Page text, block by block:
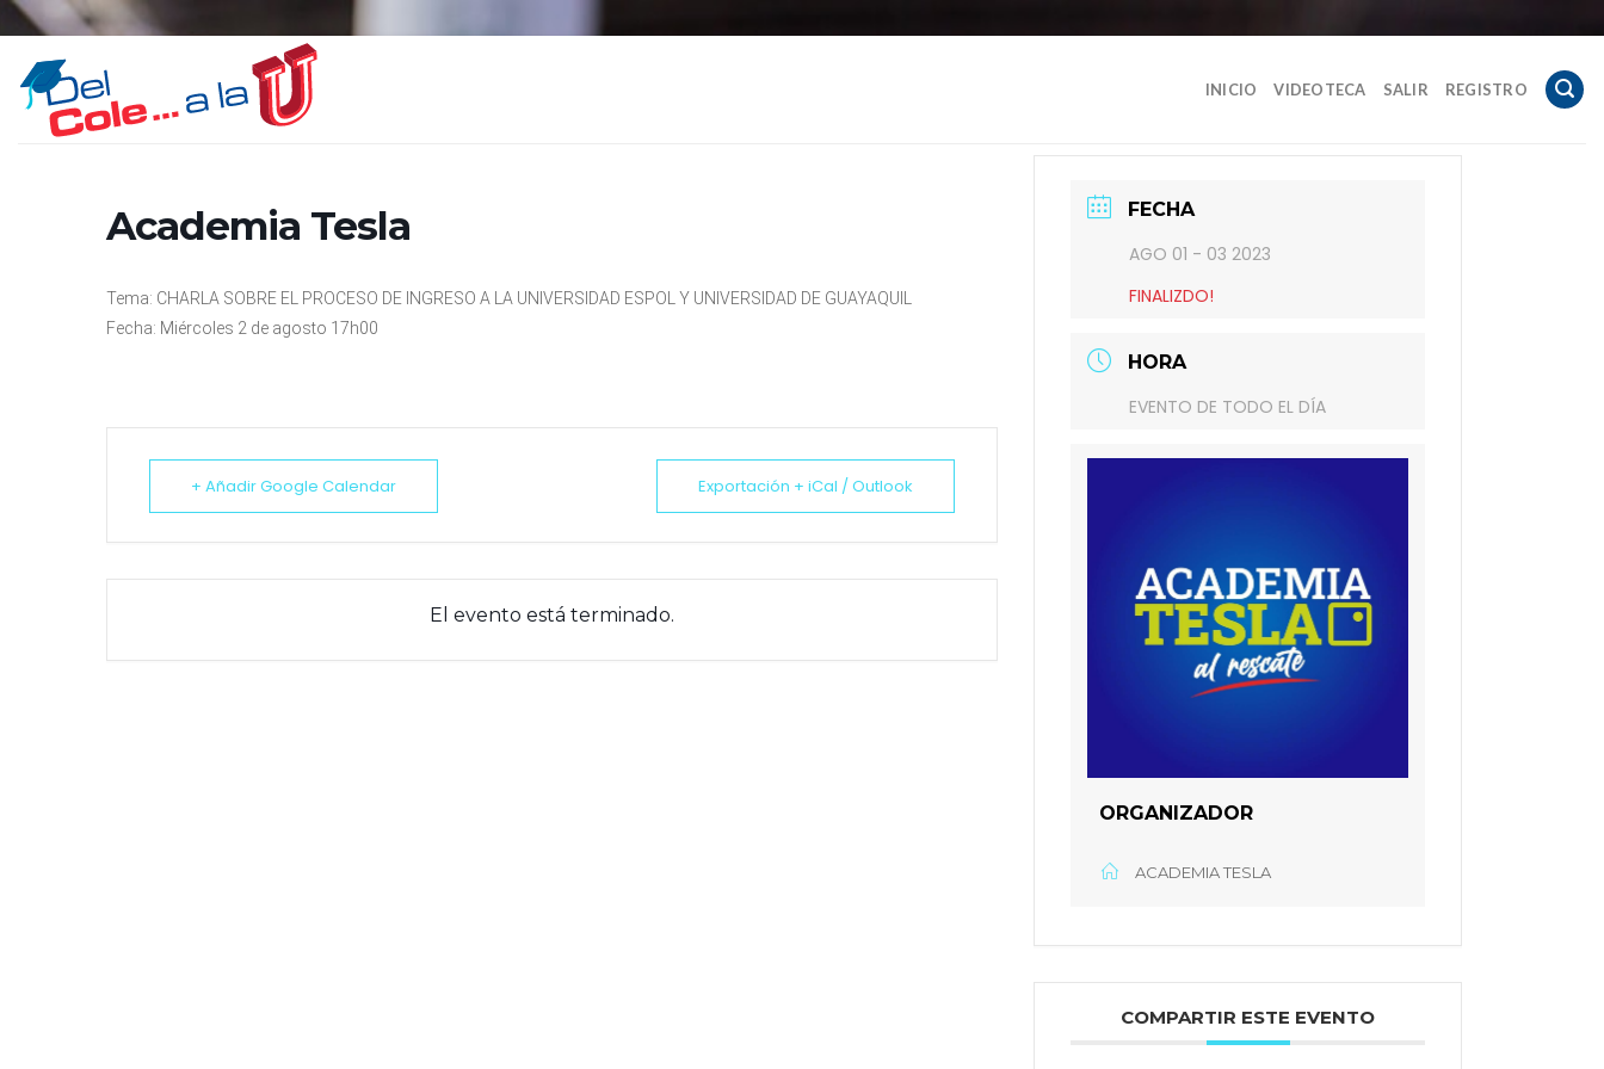
content
INICIO VIDEOTECA SALIR REGISTRO
Academia Tesla
Tema: CHARLA SOBRE EL PROCESO DE INGRESO A LA UNIVERSIDAD ESPOL Y UNIVERSIDAD DE GUAYAQUIL
Fecha: Miércoles 2 de agosto 17h00
+ Añadir Google Calendar Exportación + iCal / Outlook
El evento está terminado.
FECHA
AGO 01 - 03 2023
FINALIZDO!
HORA
EVENTO DE TODO EL DÍA
ORGANIZADOR
ACADEMIA TESLA
COMPARTIR ESTE EVENTO